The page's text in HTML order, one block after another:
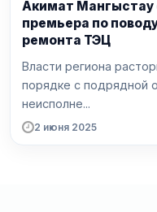
Акимат Мангыстау
премьера по
ремонта ТЭЦ
Власти региона
порядке с подрядной
неисполне...
2 июня 2025